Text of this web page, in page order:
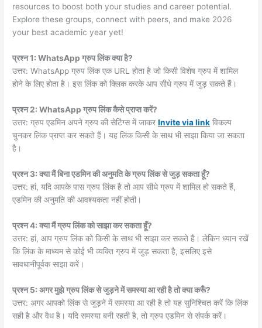
resources to boost both your studies and career potential.
Explore these groups, connect with peers, and make 2026
your best academic year yet!
प्रश्न 1: WhatsApp ग्रुप लिंक क्या है?
उत्तर: WhatsApp ग्रुप लिंक एक URL होता है जो किसी विशेष ग्रुप में शामिल
होने के लिए होता है। इस लिंक को क्लिक करके आप सीधे ग्रुप में जुड़ सकते हैं।
प्रश्न 2: WhatsApp ग्रुप लिंक कैसे प्राप्त करें?
उत्तर: ग्रुप एडमिन अपने ग्रुप की सेटिंग्स में जाकरInvite via link विकल्प
चुनकर लिंक प्राप्त कर सकते हैं। यह लिंक किसी के साथ भी साझा किया जा सकता
है।
प्रश्न 3: क्या मैं बिना एडमिन की अनुमति के ग्रुप लिंक से जुड़ सकता हूँ?
उत्तर: हां, यदि आपके पास ग्रुप लिंक है तो आप सीधे ग्रुप में शामिल हो सकते हैं,
एडमिन की अनुमति की आवश्यकता नहीं होती।
प्रश्न 4: क्या मैं ग्रुप लिंक को साझा कर सकता हूँ?
उत्तर: हां, आप ग्रुप लिंक को किसी के साथ भी साझा कर सकते हैं। लेकिन ध्यान रखें
कि लिंक के माध्यम से कोई भी व्यक्ति ग्रुप में जुड़ सकता है, इसलिए इसे
सावधानीपूर्वक साझा करें।
प्रश्न 5: अगर मुझे ग्रुप लिंक से जुड़ने में समस्या आ रही है तो क्या करूँ?
उत्तर: अगर आपको लिंक से जुड़ने में समस्या आ रही है तो यह सुनिश्चित करें कि लिंक
सही है और वैध है। यदि समस्या बनी रहती है, तो ग्रुप एडमिन से संपर्क करें।